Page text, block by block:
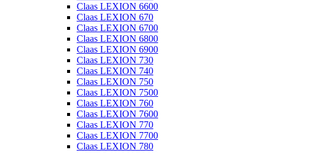
Claas LEXION 6600
Claas LEXION 670
Claas LEXION 6700
Claas LEXION 6800
Claas LEXION 6900
Claas LEXION 730
Claas LEXION 740
Claas LEXION 750
Claas LEXION 7500
Claas LEXION 760
Claas LEXION 7600
Claas LEXION 770
Claas LEXION 7700
Claas LEXION 780